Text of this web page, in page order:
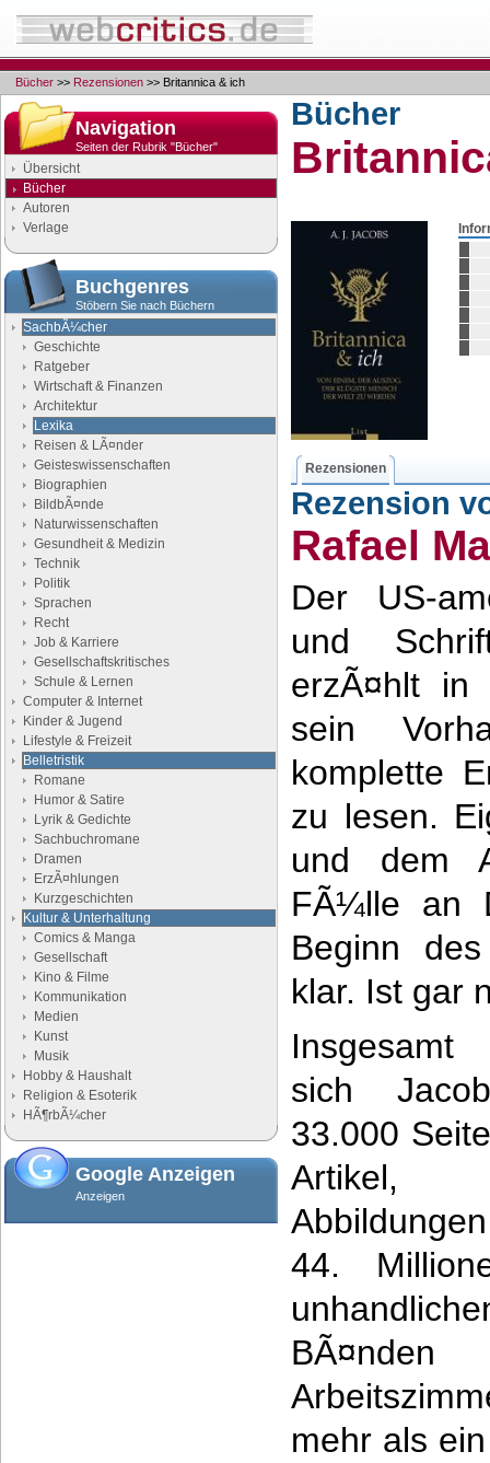
Bücher >> Rezensionen >> Britannica & ich
Navigation
Seiten der Rubrik "Bücher"
Übersicht
Bücher
Autoren
Verlage
Buchgenres
Stöbern Sie nach Büchern
SachbÃ¼cher
Geschichte
Ratgeber
Wirtschaft & Finanzen
Architektur
Lexika
Reisen & LÃ¤nder
Geisteswissenschaften
Biographien
BildbÃ¤nde
Naturwissenschaften
Gesundheit & Medizin
Technik
Politik
Sprachen
Recht
Job & Karriere
Gesellschaftskritisches
Schule & Lernen
Computer & Internet
Kinder & Jugend
Lifestyle & Freizeit
Belletristik
Romane
Humor & Satire
Lyrik & Gedichte
Sachbuchromane
Dramen
ErzÃ¤hlungen
Kurzgeschichten
Kultur & Unterhaltung
Comics & Manga
Gesellschaft
Kino & Filme
Kommunikation
Medien
Kunst
Musik
Hobby & Haushalt
Religion & Esoterik
HÃ¶rbÃ¼cher
Google Anzeigen
Anzeigen
Bücher
Rezensionen
Rezension
Rafael
Der US-
und
erzÃ¤hlt
sein
komplette
zu lesen.
und dem
FÃ¼lle an
Beginn
klar. Ist gar
sich
33.000
Artikel,
44.
mehr als